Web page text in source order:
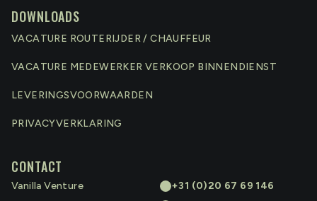
DOWNLOADS
VACATURE ROUTERIJDER / CHAUFFEUR
VACATURE MEDEWERKER VERKOOP BINNENDIENST
LEVERINGSVOORWAARDEN
PRIVACYVERKLARING
CONTACT
Vanilla Venture
+31 (0)20 67 69 146